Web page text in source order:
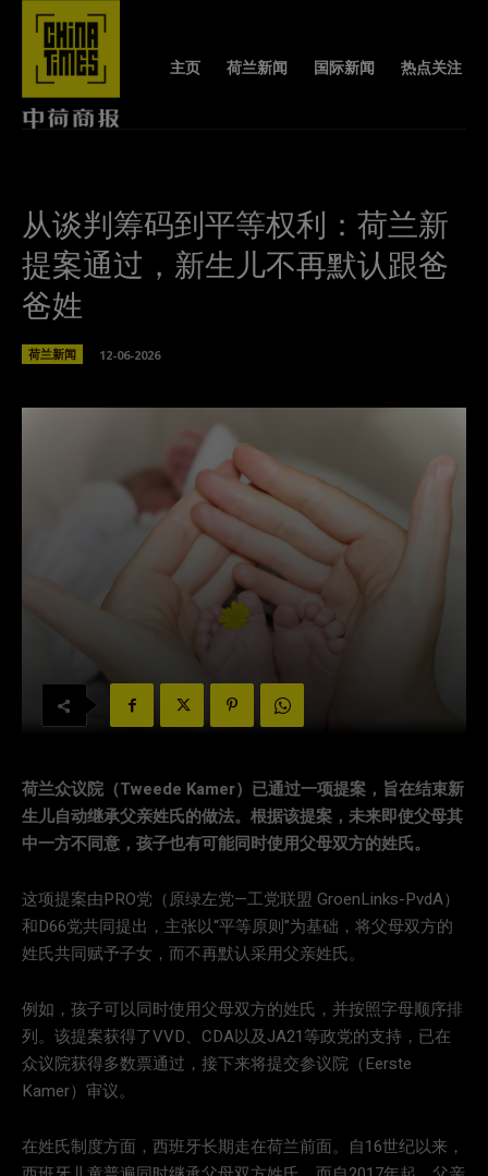
主页 荷兰新闻 国际新闻 热点关注
从谈判筹码到平等权利：荷兰新
提案通过，新生儿不再默认跟爸
爸姓
荷兰新闻 12-06-2026
荷兰众议院（Tweede Kamer）已通过一项提案，旨在结束新
生儿自动继承父亲姓氏的做法。根据该提案，未来即使父母其
中一方不同意，孩子也有可能同时使用父母双方的姓氏。
这项提案由PRO党（原绿左党—工党联盟 GroenLinks-PvdA）
和D66党共同提出，主张以“平等原则”为基础，将父母双方的
姓氏共同赋予子女，而不再默认采用父亲姓氏。
例如，孩子可以同时使用父母双方的姓氏，并按照字母顺序排
列。该提案获得了VVD、CDA以及JA21等政党的支持，已在
众议院获得多数票通过，接下来将提交参议院（Eerste
Kamer）审议。
在姓氏制度方面，西班牙长期走在荷兰前面。自16世纪以来，